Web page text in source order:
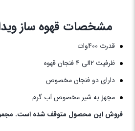
مشخصات قهوه ساز ویداس
قدرت 400وات
ظرفیت 2الی 4 فنجان قهوه
دارای دو فنجان مخصوص
مجهز به شیر مخصوص آب گرم
فروش این محصول متوقف شده است.